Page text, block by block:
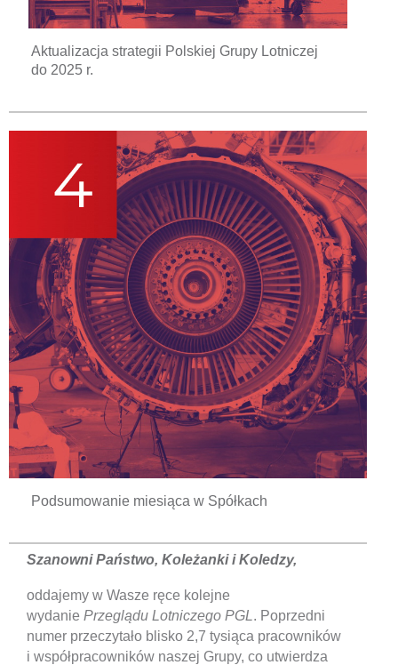
Aktualizacja strategii Polskiej Grupy Lotniczej
do 2025 r.
Podsumowanie miesiąca w Spółkach
Szanowni Państwo, Koleżanki i Koledzy,
oddajemy w Wasze ręce kolejne
wydanie Przeglądu Lotniczego PGL. Poprzedni
numer przeczytało blisko 2,7 tysiąca pracowników
i współpracowników naszej Grupy, co utwierdza